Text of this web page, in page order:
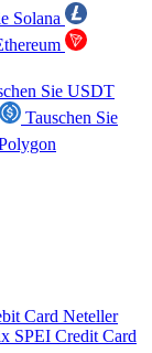
Solana
Sie USDT
Tauschen Sie
Card Neteller
SPEI Credit Card